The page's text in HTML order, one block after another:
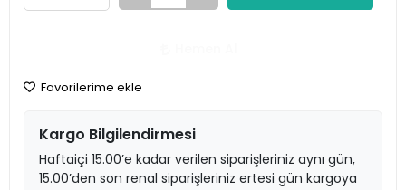
Favorilerime ekle
Kargo Bilgilendirmesi
Haftaiçi 15.00’e kadar verilen siparişleriniz aynı gün,
15.00’den son renal siparişleriniz ertesi gün kargoya